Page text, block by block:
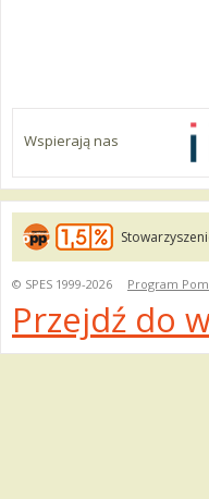
Wspierają nas
© SPES 1999-2026 Program
Przejdź do